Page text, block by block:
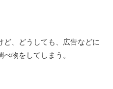
、どうしても、広告などに
物をしてしまう。